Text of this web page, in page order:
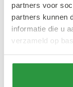
partners voor
partners kunnen
informatie die u
verzameld op